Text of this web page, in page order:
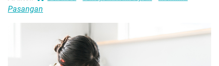
Pasangan